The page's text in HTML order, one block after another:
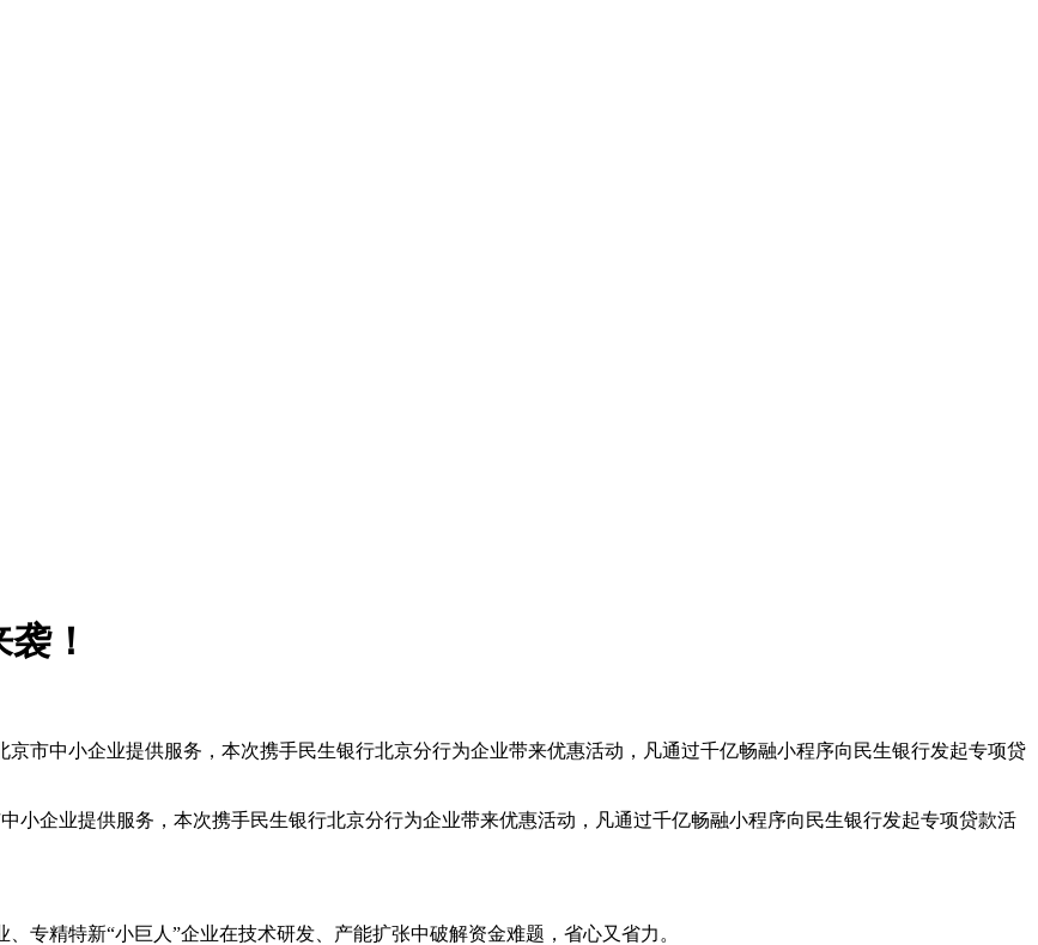
！
中小企业提供服务，本次携手民生银行北京分行为企业带来优惠活动，凡通过千亿畅融小程序向民生银行发起专项贷
企业提供服务，本次携手民生银行北京分行为企业带来优惠活动，凡通过千亿畅融小程序向民生银行发起专项贷款活
精特新“小巨人”企业在技术研发、产能扩张中破解资金难题，省心又省力。